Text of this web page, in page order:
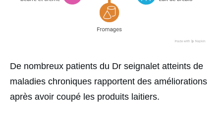
De nombreux patients du Dr seignalet atteints de
maladies chroniques rapportent des améliorations
après avoir coupé les produits laitiers.